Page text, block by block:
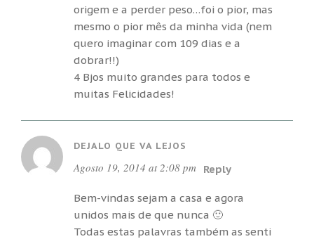
origem e a perder peso…foi o pior, mas
mesmo o pior mês da minha vida (nem
quero imaginar com 109 dias e a
dobrar!!)
4 Bjos muito grandes para todos e
muitas Felicidades!
DEJALO QUE VA LEJOS
Agosto 19, 2014 at 2:08 pm Reply
Bem-vindas sejam a casa e agora
unidos mais de que nunca 🙂
Todas estas palavras também as senti